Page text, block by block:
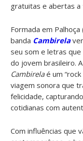
gratuitas e abertas a
Formada em Palhoça
banda Cambirela
seu som e letras
do jovem brasileiro.
Cambirelaé um
viagem sonora que
felicidade,
cotidianas com
Com influências que